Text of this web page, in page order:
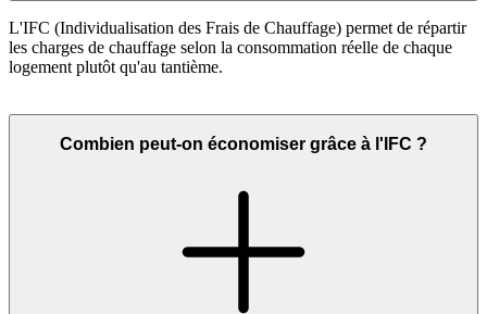
L'IFC (Individualisation des Frais de Chauffage) permet de répartir
les charges de chauffage selon la consommation réelle de chaque
logement plutôt qu'au tantième.
Combien peut-on économiser grâce à l'IFC ?